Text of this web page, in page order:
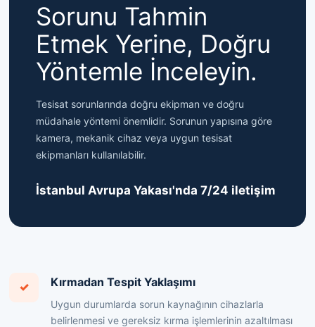
Sorunu Tahmin
Etmek Yerine, Doğru
Yöntemle İnceleyin.
Tesisat sorunlarında doğru ekipman ve doğru
müdahale yöntemi önemlidir. Sorunun yapısına göre
kamera, mekanik cihaz veya uygun tesisat
ekipmanları kullanılabilir.
İstanbul Avrupa Yakası'nda 7/24 iletişim
✓ Kırmadan Tespit Yaklaşımı
Uygun durumlarda sorun kaynağının cihazlarla
belirlenmesi ve gereksiz kırma işlemlerinin azaltılması